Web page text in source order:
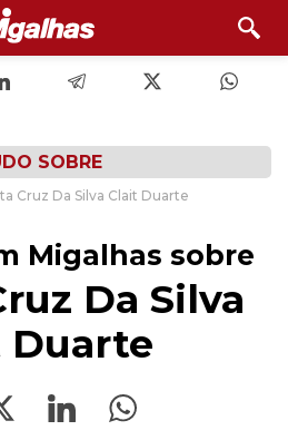
SOBRE
Cruz Da Silva Clait Duarte
Migalhas sobre
Da Silva
Duarte